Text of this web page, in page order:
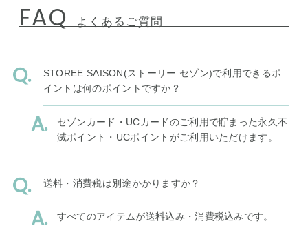
FAQ よくあるご質問
STOREE SAISON(ストーリー セゾン)で利用できるポ
イントは何のポイントですか？
セゾンカード・UCカードのご利用で貯まった永久不
滅ポイント・UCポイントがご利用いただけます。
送料・消費税は別途かかりますか？
すべてのアイテムが送料込み・消費税込みです。